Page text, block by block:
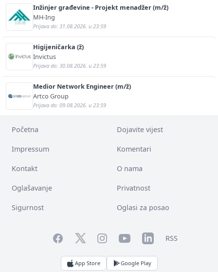
Inžinjer građevine - Projekt menadžer (m/ž)
MH-Ing
Prijava do: 31.08.2026. u 23:59
Higijeničarka (ž)
Invictus
Prijava do: 30.08.2026. u 23:59
Medior Network Engineer (m/ž)
Artco Group
Prijava do: 09.08.2026. u 23:59
Početna Dojavite vijest
Impressum Komentari
Kontakt O nama
Oglašavanje Privatnost
Sigurnost Oglasi za posao
FacebookTwitterInstagramYouTubeLinkedInRSS
App Store Google Play